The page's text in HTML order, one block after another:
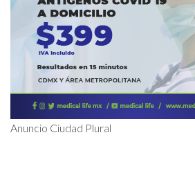
Anuncio Ciudad Plural